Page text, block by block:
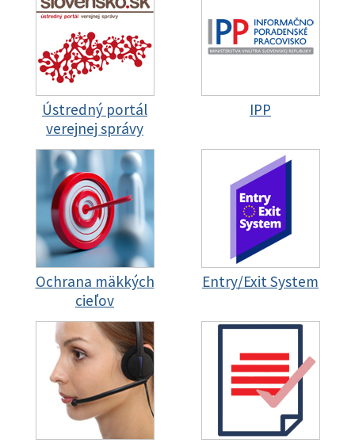
Ústredný portál
verejnej správy
IPP
Ochrana mäkkých
cieľov
Entry/Exit System